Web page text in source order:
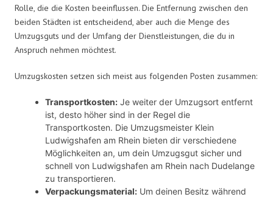
Rolle, die die Kosten beeinflussen. Die Entfernung zwischen den
beiden Städten ist entscheidend, aber auch die Menge des
Umzugsguts und der Umfang der Dienstleistungen, die du in
Anspruch nehmen möchtest.
Umzugskosten setzen sich meist aus folgenden Posten zusammen:
Transportkosten: Je weiter der Umzugsort entfernt
ist, desto höher sind in der Regel die
Transportkosten. Die Umzugsmeister Klein
Ludwigshafen am Rhein bieten dir verschiedene
Möglichkeiten an, um dein Umzugsgut sicher und
schnell von Ludwigshafen am Rhein nach Dudelange
zu transportieren.
Verpackungsmaterial: Um deinen Besitz während